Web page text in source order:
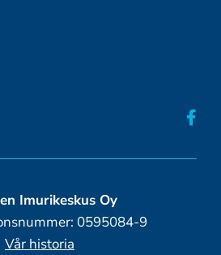
Imurikeskus Oy
0595084-9
Vår historia